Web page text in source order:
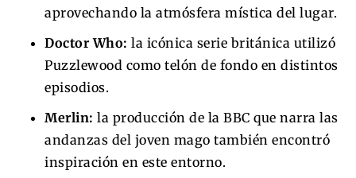
aprovechando la atmósfera mística del lugar.
Doctor Who: la icónica serie británica utilizó
Puzzlewood como telón de fondo en distintos
episodios.
Merlin: la producción de la BBC que narra las
andanzas del joven mago también encontró
inspiración en este entorno.